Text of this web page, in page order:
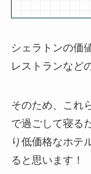
シェラトンの価
レストランなど
そのため、これ
で過ごして寝る
り低価格なホテ
ると思います！